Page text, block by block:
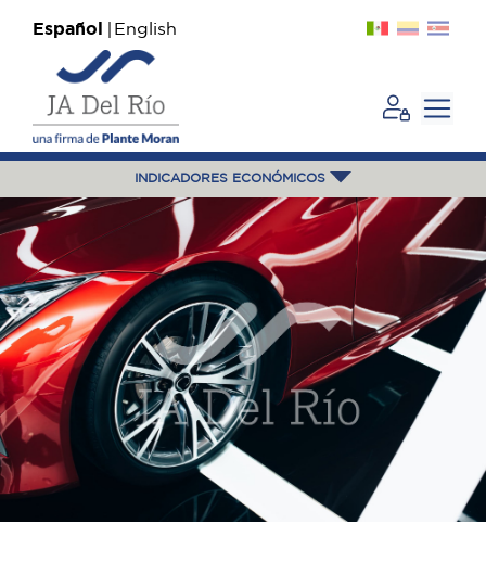
Español English
INDICADORES ECONÓMICOS